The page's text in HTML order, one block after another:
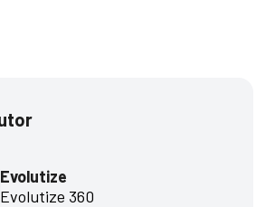
Evolutize
Evolutize 360